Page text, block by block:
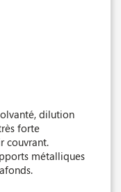
dilution
forte
couvrant.
métalliques